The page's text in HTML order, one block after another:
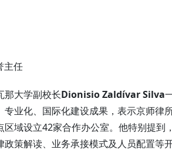
主任
那大学副校长Dionisio Zaldívar Silva
业化、国际化建设成果，表示京师律
域设立42家合作办公室。他特别提到，
策解读、业务承接模式及人员配置等